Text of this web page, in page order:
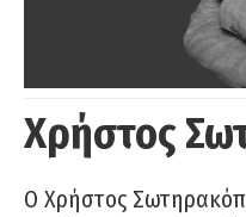
Χρήστος
Ο Χρήστος